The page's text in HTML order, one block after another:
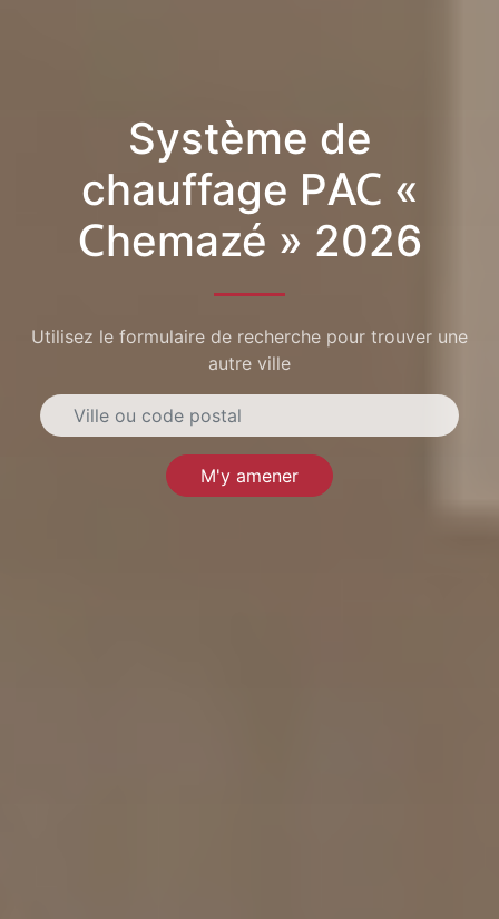
Système de
chauffage PAC «
Chemazé » 2026
Utilisez le formulaire de recherche pour trouver une
autre ville
M'y amener